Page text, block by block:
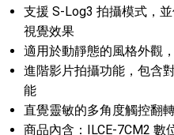
支援 S-Log3 拍攝模式，
視覺效果
適用於動靜態的風格外觀
進階影片拍攝功能，包含
能
直覺靈敏的多角度觸控翻
商品內含：ILCE-7CM2 數